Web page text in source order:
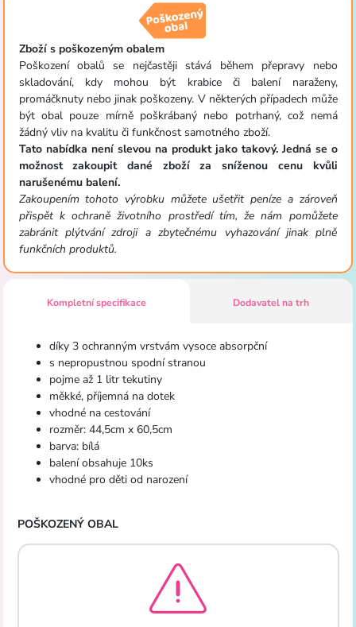
Zboží s poškozeným obalem
Poškození obalů se nejčastěji stává během přepravy nebo
skladování, kdy mohou být krabice či balení naraženy,
promáčknuty nebo jinak poškozeny. V některých případech může
být obal pouze mírně poškrábaný nebo potrhaný, což nemá
žádný vliv na kvalitu či funkčnost samotného zboží.
Tato nabídka není slevou na produkt jako takový. Jedná se o
možnost zakoupit dané zboží za sníženou cenu kvůli
narušenému balení.
Zakoupením tohoto výrobku můžete ušetřit peníze a zároveň
přispět k ochraně životního prostředí tím, že nám pomůžete
zabránit plýtvání zdroji a zbytečnému vyhazování jinak plně
funkčních produktů.
Kompletní specifikace Dodavatel na trh
díky 3 ochranným vrstvám vysoce absorpční
s nepropustnou spodní stranou
pojme až 1 litr tekutiny
měkké, příjemná na dotek
vhodné na cestování
rozměr: 44,5cm x 60,5cm
barva: bílá
balení obsahuje 10ks
vhodné pro děti od narození
POŠKOZENÝ OBAL